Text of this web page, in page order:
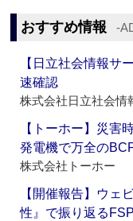
おすすめ情報
【日立社会情報サ
速確認
株式会社日立社会情
【トーホー】災
発電機で万全の
株式会社トーホー
【開催報告】ウェ
性』で振り返る